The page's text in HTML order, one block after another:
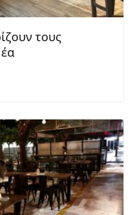
τους